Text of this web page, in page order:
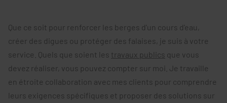
Que ce soit pour renforcer les berges d'un cours d'eau,
créer des digues ou protéger des falaises, je suis à votre
service. Quels que soient les travaux publics que vous
devez réaliser, vous pouvez compter sur moi. Je travaille
en étroite collaboration avec mes clients pour comprendre
leurs exigences spécifiques et proposer des solutions sur